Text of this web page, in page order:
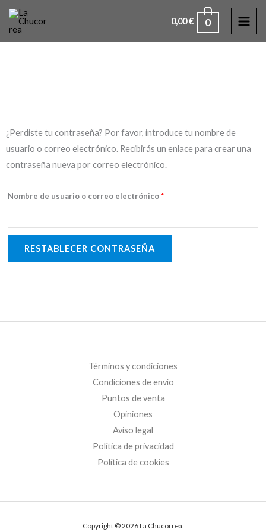
0,00€ 0
¿Perdiste tu contraseña? Por favor, introduce tu nombre de
usuario o correo electrónico. Recibirás un enlace para crear una
contraseña nueva por correo electrónico.
Nombre de usuario o correo electrónico*
Obligatorio
RESTABLECER CONTRASEÑA
Términos y condiciones
Condiciones de envío
Puntos de venta
Opiniones
Aviso legal
Política de privacidad
Política de cookies
Copyright © 2026 La Chucorrea.